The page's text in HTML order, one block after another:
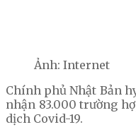
Ảnh: Internet
Chính phủ Nhật Bản
nhận 83.000 trường
dịch Covid-19.